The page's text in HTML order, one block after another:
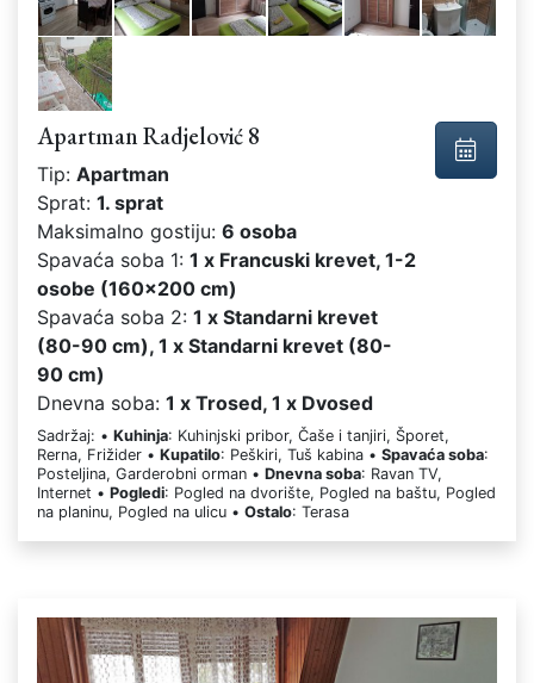
Apartman Radjelović 8
Tip: Apartman
Sprat: 1. sprat
Maksimalno gostiju: 6 osoba
Spavaća soba 1: 1 x Francuski krevet, 1-2
osobe (160x200 cm)
Spavaća soba 2: 1 x Standarni krevet
(80-90 cm), 1 x Standarni krevet (80-
90 cm)
Dnevna soba: 1 x Trosed, 1 x Dvosed
Sadržaj: • Kuhinja: Kuhinjski pribor, Čaše i tanjiri, Šporet,
Rerna, Frižider • Kupatilo: Peškiri, Tuš kabina • Spavaća soba:
Posteljina, Garderobni orman • Dnevna soba: Ravan TV,
Internet • Pogledi: Pogled na dvorište, Pogled na baštu, Pogled
na planinu, Pogled na ulicu • Ostalo: Terasa